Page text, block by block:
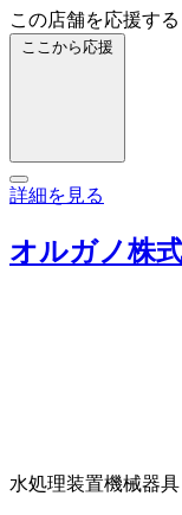
この店舗を応援する
ここから応援
詳細を見る
オルガノ株
水処理装置機械器具